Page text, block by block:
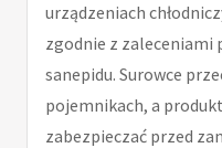
urządzeniach
zgodnie z zaleceniami
sanepidu. Surowce
pojemnikach, a
zabezpieczać przed